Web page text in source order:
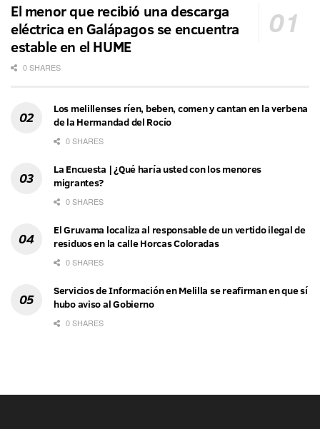
El menor que recibió una descarga
eléctrica en Galápagos se encuentra
estable en el HUME
0 SHARES
Los melillenses ríen, beben, comen y cantan en la verbena
de la Hermandad del Rocío
0 SHARES
La Encuesta | ¿Qué haría usted con los menores
migrantes?
0 SHARES
El Gruvama localiza al responsable de un vertido ilegal de
residuos en la calle Horcas Coloradas
0 SHARES
Servicios de Información en Melilla se reafirman en que sí
hubo aviso al Gobierno
0 SHARES